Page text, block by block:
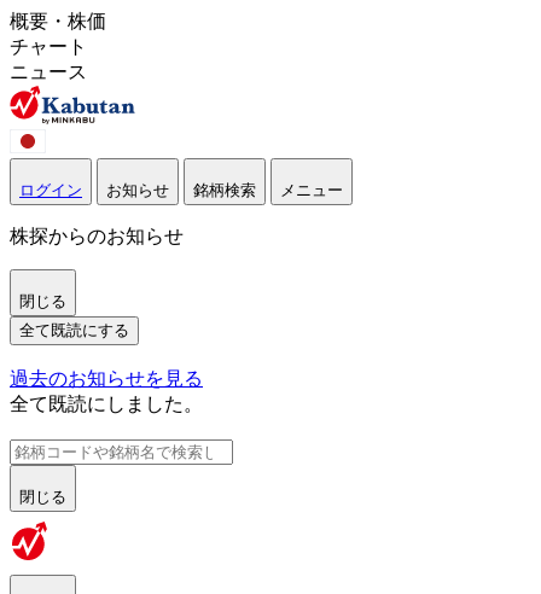
概要・株価
チャート
ニュース
ログイン お知らせ 銘柄検索 メニュー
株探からのお知らせ
閉じる
全て既読にする
過去のお知らせを見る
全て既読にしました。
閉じる